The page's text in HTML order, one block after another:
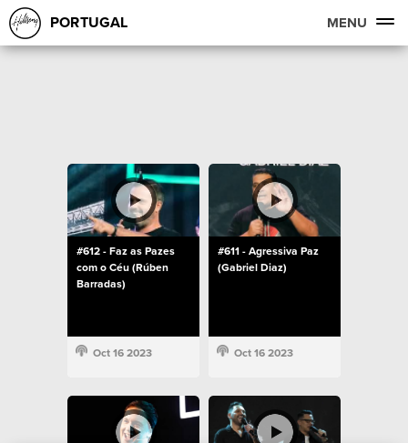
PORTUGAL MENU
#612 - Faz as Pazes
com o Céu (Rúben
Barradas)
Oct 16 2023
#611 - Agressiva Paz
(Gabriel Diaz)
Oct 16 2023